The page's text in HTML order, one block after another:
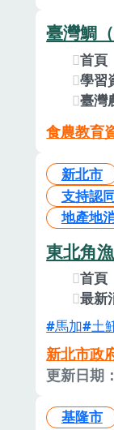
臺灣鯛
首頁
學習
臺灣
食農教育
新北市
支持認
地產地
東北角
首頁
最新
馬加 土
新北市政
更新日期
基隆市